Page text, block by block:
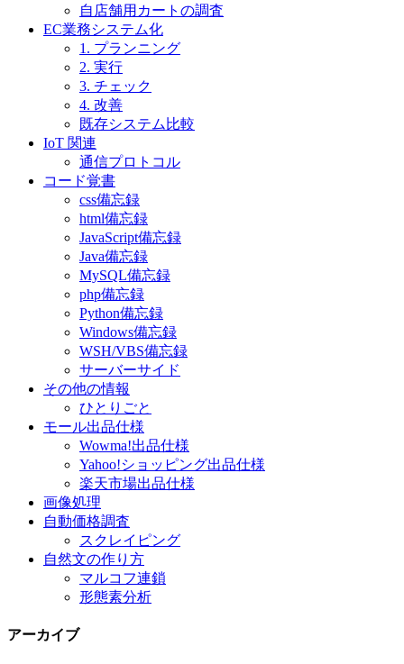
自店舗用カートの調査
EC業務システム化
1. プランニング
2. 実行
3. チェック
4. 改善
既存システム比較
IoT 関連
通信プロトコル
コード覚書
css備忘録
html備忘録
JavaScript備忘録
Java備忘録
MySQL備忘録
php備忘録
Python備忘録
Windows備忘録
WSH/VBS備忘録
サーバーサイド
その他の情報
ひとりごと
モール出品仕様
Wowma!出品仕様
Yahoo!ショッピング出品仕様
楽天市場出品仕様
画像処理
自動価格調査
スクレイピング
自然文の作り方
マルコフ連鎖
形態素分析
アーカイブ